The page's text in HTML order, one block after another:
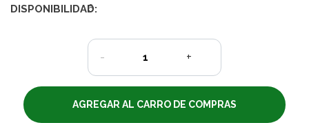
DISPONIBILIDAD:
6
- +